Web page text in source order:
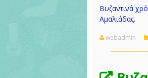
Βυζαντινά
Αμαλιάδας.
webadmin